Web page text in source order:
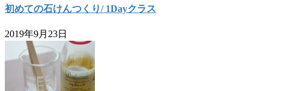
初めての石けんつくり/ 1Dayクラス
2019年9月23日